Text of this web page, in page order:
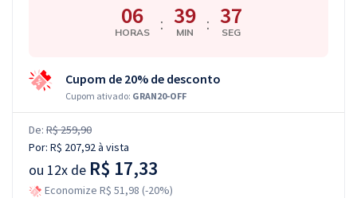
06
HORAS : 39
MIN : 36
SEG
Cupom de 20% de desconto
Cupom ativado: GRAN20-OFF
De: R$ 259,90
Por: R$ 207,92à vista
ou 12x de R$ 17,33
Economize R$ 51,98 (-20%)